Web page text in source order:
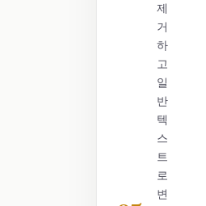
제
거
하
고
일
반
텍
스
트
로
변